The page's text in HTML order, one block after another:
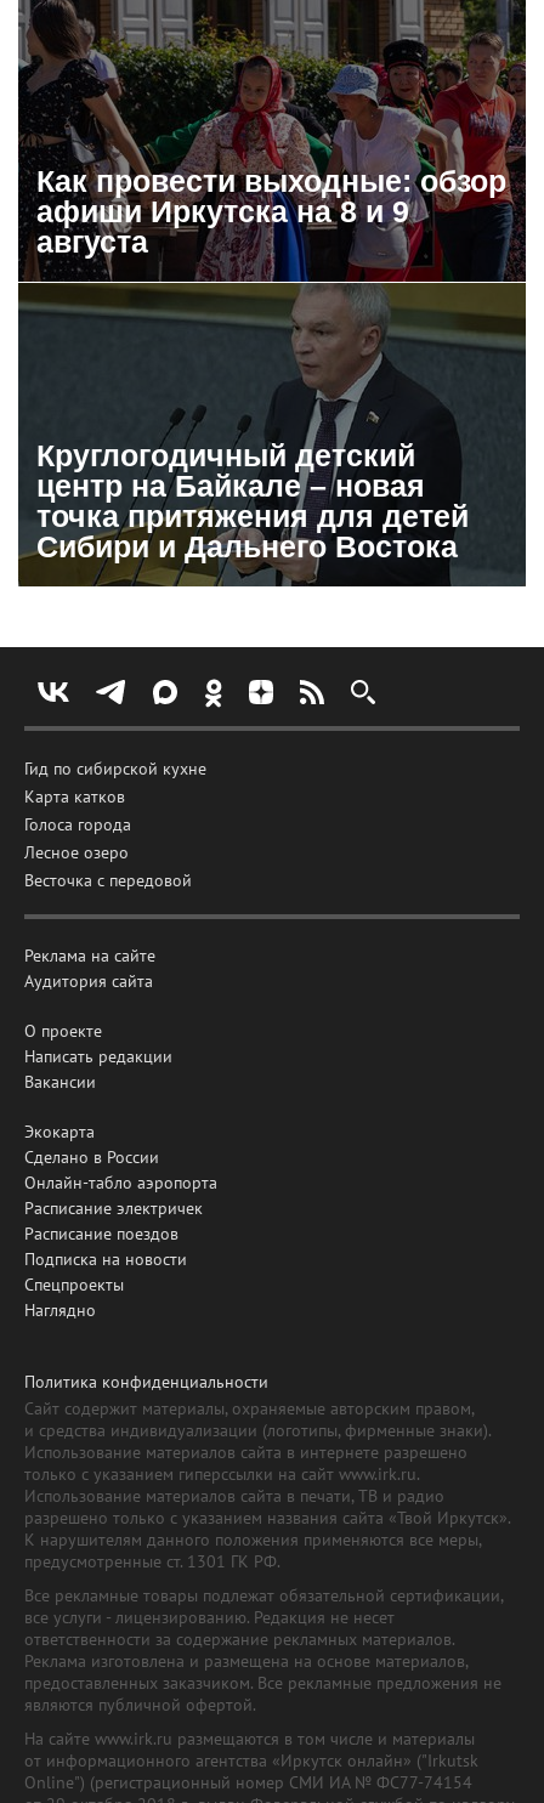
Как провести выходные: обзор
афиши Иркутска на 8 и 9
августа
Круглогодичный детский
центр на Байкале – новая
точка притяжения для детей
Сибири и Дальнего Востока
Гид по сибирской кухне
Карта катков
Голоса города
Лесное озеро
Весточка с передовой
Реклама на сайте
Аудитория сайта
О проекте
Написать редакции
Вакансии
Экокарта
Сделано в России
Онлайн-табло аэропорта
Расписание электричек
Расписание поездов
Подписка на новости
Спецпроекты
Наглядно
Политика конфиденциальности
Сайт содержит материалы, охраняемые авторским правом,
и средства индивидуализации (логотипы, фирменные знаки).
Использование материалов сайта в интернете разрешено
только с указанием гиперссылки на сайт www.irk.ru.
Использование материалов сайта в печати, ТВ и радио
разрешено только с указанием названия сайта «Твой Иркутск».
К нарушителям данного положения применяются все меры,
предусмотренные ст. 1301 ГК РФ.
Все рекламные товары подлежат обязательной сертификации,
все услуги - лицензированию. Редакция не несет
ответственности за содержание рекламных материалов.
Реклама изготовлена и размещена на основе материалов,
предоставленных заказчиком. Все рекламные предложения не
являются публичной офертой.
На сайте www.irk.ru размещаются в том числе и материалы
от информационного агентства «Иркутск онлайн» ("Irkutsk
Online") (регистрационный номер СМИ ИА № ФС77-74154